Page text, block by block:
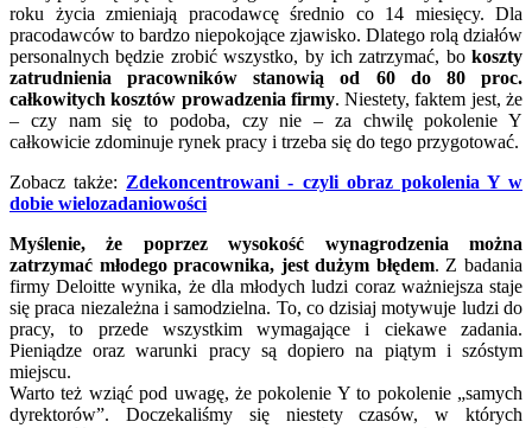
roku życia zmieniają pracodawcę średnio co 14 miesięcy. Dla
pracodawców to bardzo niepokojące zjawisko. Dlatego rolą działów
personalnych będzie zrobić wszystko, by ich zatrzymać, bo koszty
zatrudnienia pracowników stanowią od 60 do 80 proc.
całkowitych kosztów prowadzenia firmy. Niestety, faktem jest, że
– czy nam się to podoba, czy nie – za chwilę pokolenie Y
całkowicie zdominuje rynek pracy i trzeba się do tego przygotować.
Zobacz także:Zdekoncentrowani - czyli obraz pokolenia Y w
dobie wielozadaniowości
Myślenie, że poprzez wysokość wynagrodzenia można
zatrzymać młodego pracownika, jest dużym błędem. Z badania
firmy Deloitte wynika, że dla młodych ludzi coraz ważniejsza staje
się praca niezależna i samodzielna. To, co dzisiaj motywuje ludzi do
pracy, to przede wszystkim wymagające i ciekawe zadania.
Pieniądze oraz warunki pracy są dopiero na piątym i szóstym
miejscu.
Warto też wziąć pod uwagę, że pokolenie Y to pokolenie „samych
dyrektorów”. Doczekaliśmy się niestety czasów, w których